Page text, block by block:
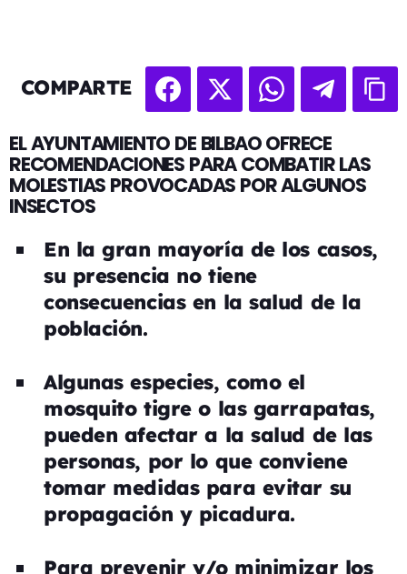
COMPARTE
EL AYUNTAMIENTO DE BILBAO OFRECE
RECOMENDACIONES PARA COMBATIR LAS
MOLESTIAS PROVOCADAS POR ALGUNOS
INSECTOS
En la gran mayoría de los casos,
su presencia no tiene
consecuencias en la salud de la
población.
Algunas especies, como el
mosquito tigre o las garrapatas,
pueden afectar a la salud de las
personas, por lo que conviene
tomar medidas para evitar su
propagación y picadura.
Para prevenir y/o minimizar los